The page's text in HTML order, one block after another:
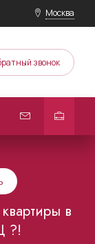
Москва
звонок
в
?!